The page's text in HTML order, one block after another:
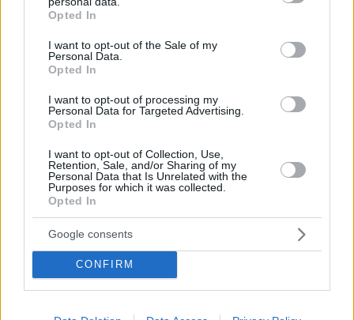
grant or deny consent to Google and its third-party tags to
use your data for below specified purposes in below Google
consent section.
Opted In
I want to opt-out of the Sale of my
Personal Data.
Opted In
I want to opt-out of processing my
Personal Data for Targeted Advertising.
Opted In
I want to opt-out of Collection, Use,
Retention, Sale, and/or Sharing of my
Personal Data that Is Unrelated with the
Purposes for which it was collected.
Opted In
Google consents
CONFIRM
Το σπίτι του τρόμου στο Άινταχο: Η
δολοφονήθηκαν μέσα σε λίγα λεπτά
09.08.2026, 08:33
Οι τελευταίες μέρες της 49χρονης
TikToker που διαγνώστηκε με
Αλτσχάιμερ και επέλεξε την ιατρικώς
υποβοηθούμενη αυτοκτονία
09.08.2026, 12:07
Νεαρός Παλαιστίνιος κλείδωσε